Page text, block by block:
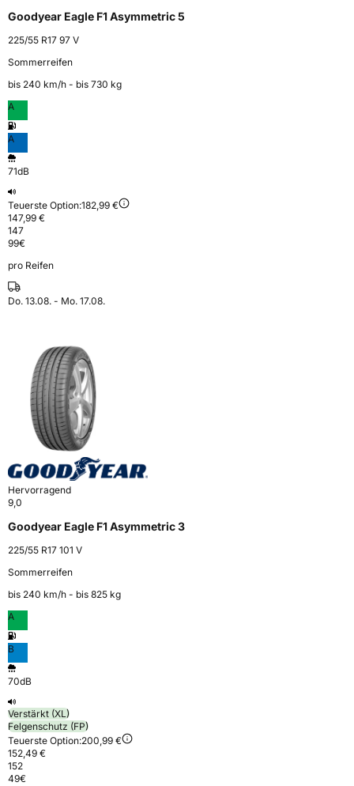
Goodyear Eagle F1 Asymmetric 5
225/55 R17 97 V
Sommerreifen
bis 240 km⁠/⁠h - bis 730 kg
A
A
71dB
Teuerste Option:182,99 €
147,99 €
147
99€
pro Reifen
Do. 13.08. - Mo. 17.08.
Hervorragend
9,0
Goodyear Eagle F1 Asymmetric 3
225/55 R17 101 V
Sommerreifen
bis 240 km⁠/⁠h - bis 825 kg
A
B
70dB
Verstärkt (XL)
Felgenschutz (FP)
Teuerste Option:200,99 €
152,49 €
152
49€